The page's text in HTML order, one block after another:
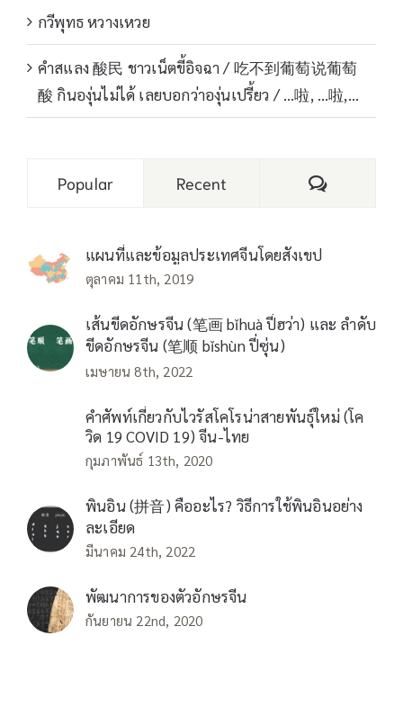
กวีพุทธ หวางเหวย
คำสแลง 酸民 ชาวเน็ตขี้อิจฉา / 吃不到葡萄说葡萄
酸 กินองุ่นไม่ได้ เลยบอกว่าองุ่นเปรี้ยว / …啦, …啦,…
Popular Recent Comments
แผนที่และข้อมูลประเทศจีนโดยสังเขป
ตุลาคม 11th, 2019
เส้นขีดอักษรจีน (笔画 bǐhuà ปี่ฮว่า) และ ลำดับ
ขีดอักษรจีน (笔顺 bǐshùn ปี่ซุ่น)
เมษายน 8th, 2022
คำศัพท์เกี่ยวกับไวรัสโคโรน่าสายพันธุ์ใหม่ (โค
วิด 19 COVID 19) จีน-ไทย
กุมภาพันธ์ 13th, 2020
พินอิน (拼音) คืออะไร? วิธีการใช้พินอินอย่าง
ละเอียด
มีนาคม 24th, 2022
พัฒนาการของตัวอักษรจีน
กันยายน 22nd, 2020